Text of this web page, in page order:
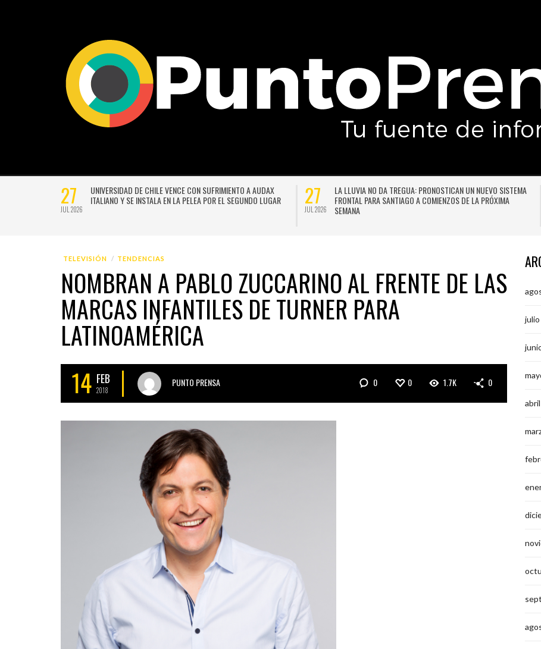
27
JUL 2026
UNIVERSIDAD DE CHILE VENCE CON SUFRIMIENTO A AUDAX
ITALIANO Y SE INSTALA EN LA PELEA POR EL SEGUNDO LUGAR
27
JUL 2026
LA LLUVIA NO DA TREGUA: PRONOSTICAN UN NUEVO SISTEMA
FRONTAL PARA SANTIAGO A COMIENZOS DE LA PRÓXIMA
SEMANA
TELEVISIÓN TENDENCIAS
NOMBRAN A PABLO ZUCCARINO AL FRENTE DE LAS
MARCAS INFANTILES DE TURNER PARA
LATINOAMÉRICA
14 FEB
2018
PUNTO PRENSA 0 0 1.7K 0